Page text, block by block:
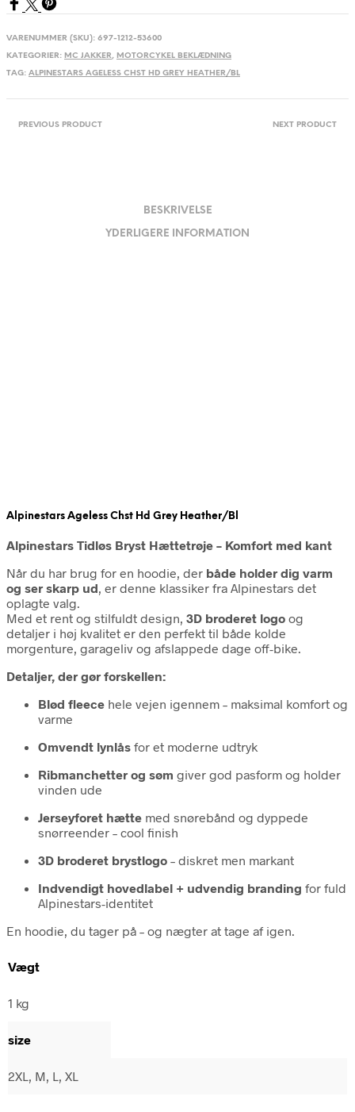
Heather/Bl
VARENUMMER (SKU): 697-1212-53600
KATEGORIER: MC JAKKER, MOTORCYKEL BEKLÆDNING
TAG: ALPINESTARS AGELESS CHST HD GREY HEATHER/BL
PREVIOUS PRODUCT NEXT PRODUCT
BESKRIVELSE
YDERLIGERE INFORMATION
Alpinestars Ageless Chst Hd Grey Heather/Bl
Alpinestars Tidløs Bryst Hættetrøje – Komfort med kant
Når du har brug for en hoodie, der både holder dig varm
og ser skarp ud , er denne klassiker fra Alpinestars det
oplagte valg.
Med et rent og stilfuldt design, 3D broderet logo og
detaljer i høj kvalitet er den perfekt til både kolde
morgenture, garageliv og afslappede dage off-bike.
Detaljer, der gør forskellen:
Blød fleece hele vejen igennem – maksimal komfort og
varme
Omvendt lynlås for et moderne udtryk
Ribmanchetter og søm giver god pasform og holder
vinden ude
Jerseyforet hætte med snørebånd og dyppede
snørreender – cool finish
3D broderet brystlogo – diskret men markant
Indvendigt hovedlabel + udvendig branding for fuld
Alpinestars-identitet
En hoodie, du tager på – og nægter at tage af igen.
Vægt
1 kg
size
2XL, M, L, XL